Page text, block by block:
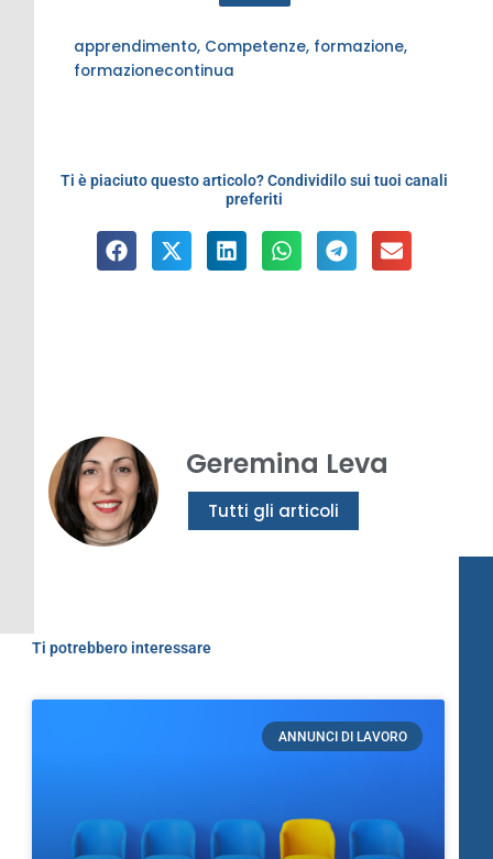
apprendimento, Competenze, formazione,
formazionecontinua
Ti è piaciuto questo articolo? Condividilo sui tuoi canali
preferiti
Geremina Leva
Tutti gli articoli
Ti potrebbero interessare
ANNUNCI DI LAVORO